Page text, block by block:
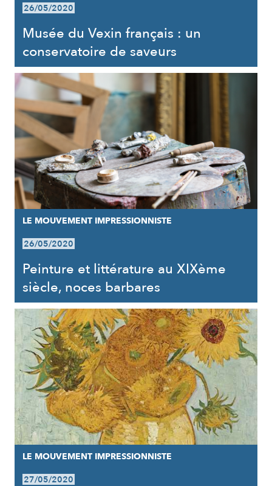
26/05/2020
Musée du Vexin français : un
conservatoire de saveurs
LE MOUVEMENT IMPRESSIONNISTE
26/05/2020
Peinture et littérature au XIXème
siècle, noces barbares
LE MOUVEMENT IMPRESSIONNISTE
27/05/2020